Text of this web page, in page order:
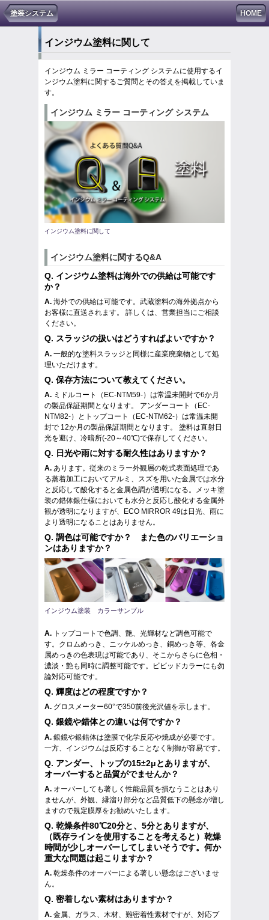
HOME
塗装システム
インジウム塗料に関して
インジウム ミラー コーティング システムに使用するイ
ンジウム塗料に関するご質問とその答えを掲載していま
す。
インジウム ミラー コーティング システム
インジウム塗料に関して
インジウム塗料に関するQ&A
Q. インジウム塗料は海外での供給は可能です
か？
A. 海外での供給は可能です。武蔵塗料の海外拠点から
お客様に直送されます。 詳しくは、営業担当にご相談
ください。
Q. スラッジの扱いはどうすればよいですか？
A. 一般的な塗料スラッジと同様に産業廃棄物として処
理いただけます。
Q. 保存方法について教えてください。
A. ミドルコート（EC-NTM59-）は常温未開封で6か月
の製品保証期間となります。 アンダーコート（EC-
NTM82-）とトップコート（EC-NTM62-）は常温未開
封で 12か月の製品保証期間となります。 塗料は直射日
光を避け、冷暗所(-20～40℃)で保存してください。
Q. 日光や雨に対する耐久性はありますか？
A. あります。従来のミラー外観層の乾式表面処理であ
る蒸着加工においてアルミ、スズを用いた金属では水分
と反応して酸化すると金属色調が透明になる。メッキ塗
装の錯体銀仕様においても水分と反応し酸化する金属外
観が透明になりますが、ECO MIRROR 49は日光、雨に
より透明になることはありません。
Q. 調色は可能ですか？ また色のバリエーショ
ンはありますか？
インジウム塗装 カラーサンプル
A. トップコートで色調、艶、光輝材など調色可能で
す。クロムめっき、ニッケルめっき、銅めっき等、各金
属めっきの色表現は可能であり、そこからさらに色相・
濃淡・艶も同時に調整可能です。ビビッドカラーにも勿
論対応可能です。
Q. 輝度はどの程度ですか？
A. グロスメーター60°で350前後光沢値を示します。
Q. 銀鏡や錯体との違いは何ですか？
A. 銀鏡や銀錯体は塗膜で化学反応や焼成が必要です。
一方、インジウムは反応することなく制御が容易です。
Q. アンダー、トップの15±2μとありますが、
オーバーすると品質がでませんか？
A. オーバーしても著しく性能品質を損なうことはあり
ませんが、外観、縁溜り部分など品質低下の懸念が増し
ますので規定膜厚をお勧めいたします。
Q. 乾燥条件80℃20分と、5分とありますが、
（既存ラインを使用することを考えると）乾燥
時間が少しオーバーしてしまいそうです。何か
重大な問題は起こりますか？
A. 乾燥条件のオーバーによる著しい懸念はございませ
ん。
Q. 密着しない素材はありますか？
A. 金属、ガラス、木材、難密着性素材ですが、対応プ